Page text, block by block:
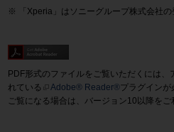
「Xperia」はソニーグループ株式会社
PDF形式のファイルをご覧いただくには、
れている
Adobe® Reader®プラグイン
ご覧になる場合は、バージョン10以降をご